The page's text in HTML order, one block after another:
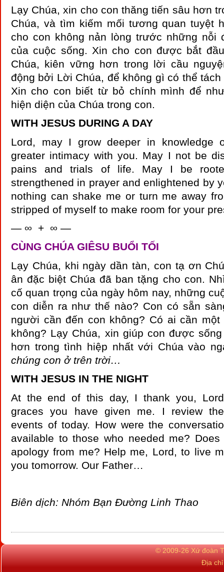
Lạy Chúa, xin cho con thăng tiến sâu hơn
Chúa, và tìm kiếm mối tương quan tuyệt
cho con không nản lòng trước những nỗi
của cuộc sống. Xin cho con được bắt
Chúa, kiên vững hơn trong lời cầu
động bởi Lời Chúa, để không gì có thể
Xin cho con biết từ bỏ chính mình để
hiện diện của Chúa trong con.
WITH JESUS DURING A DAY
Lord, may I grow deeper in knowledge
greater intimacy with you. May I not be
pains and trials of life. May I be
strengthened in prayer and enlightened by
nothing can shake me or turn me away
stripped of myself to make room for your
— ∞ + ∞ —
CÙNG CHÚA GIÊSU BUỔI TỐI
Lạy Chúa, khi ngày dần tàn, con tạ ơn
ân đặc biệt Chúa đã ban tặng cho con.
cố quan trọng của ngày hôm nay, những
con diễn ra như thế nào? Con có sẵn
người cần đến con không? Có ai cần
không? Lạy Chúa, xin giúp con được
hơn trong tình hiệp nhất với Chúa vào
chúng con ở trên trời…
WITH JESUS IN THE NIGHT
At the end of this day, I thank you,
graces you have given me. I review
events of today. How were the
available to those who needed me?
apology from me? Help me, Lord, to live
you tomorrow. Our Father…
Biên dịch: Nhóm Bạn Đường Linh Thao
© 2009-26 Xứ đoàn
Địa